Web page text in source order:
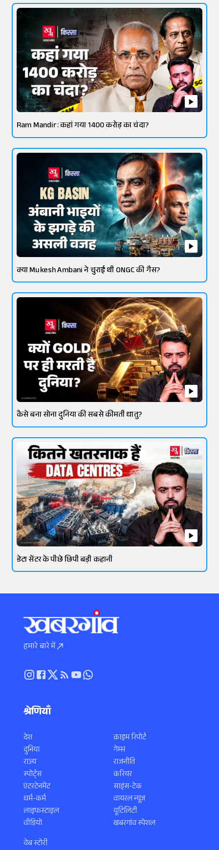
Ram Mandir: कहां गया 1400 करोड़ का चंदा?
क्या Mukesh Ambani ने चुराई थी ONGC की गैस?
कैसे बना सोना दुनिया की सबसे कीमती धातु?
डेटा सेंटर के पीछे छिपी बड़ी कहानी
हमारे बारे में
श्रेणियाँ
देश
दुनिया
राज्य
स्पोर्ट्स
एंटरटेनमेंट
धर्म-कर्म
लाइफस्टाइल
वीडियो
क्राइम रिपोर्ट
गेम्स
राजनीति
करियर
साइंस-टेक
वायरल न्यूज़
यूटिलिटी
खबरगांव स्पेशल
वेब स्टोरी